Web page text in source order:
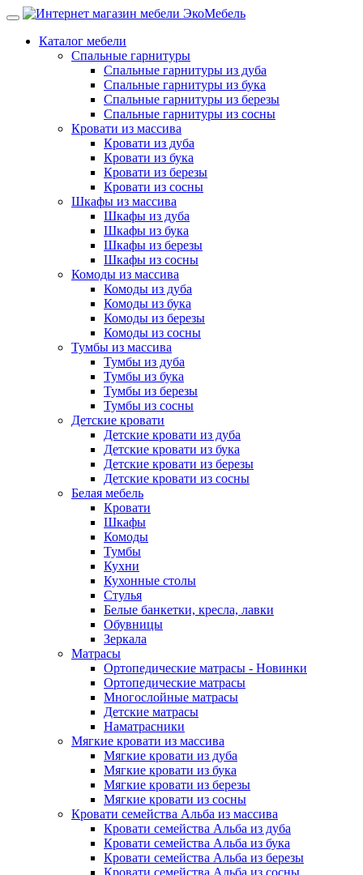
Каталог мебели
Спальные гарнитуры
Спальные гарнитуры из дуба
Спальные гарнитуры из бука
Спальные гарнитуры из березы
Спальные гарнитуры из сосны
Кровати из массива
Кровати из дуба
Кровати из бука
Кровати из березы
Кровати из сосны
Шкафы из массива
Шкафы из дуба
Шкафы из бука
Шкафы из березы
Шкафы из сосны
Комоды из массива
Комоды из дуба
Комоды из бука
Комоды из березы
Комоды из сосны
Тумбы из массива
Тумбы из дуба
Тумбы из бука
Тумбы из березы
Тумбы из сосны
Детские кровати
Детские кровати из дуба
Детские кровати из бука
Детские кровати из березы
Детские кровати из сосны
Белая мебель
Кровати
Шкафы
Комоды
Тумбы
Кухни
Кухонные столы
Стулья
Белые банкетки, кресла, лавки
Обувницы
Зеркала
Матрасы
Ортопедические матрасы - Новинки
Ортопедические матрасы
Многослойные матрасы
Детские матрасы
Наматрасники
Мягкие кровати из массива
Мягкие кровати из дуба
Мягкие кровати из бука
Мягкие кровати из березы
Мягкие кровати из сосны
Кровати семейства Альба из массива
Кровати семейства Альба из дуба
Кровати семейства Альба из бука
Кровати семейства Альба из березы
Кровати семейства Альба из сосны